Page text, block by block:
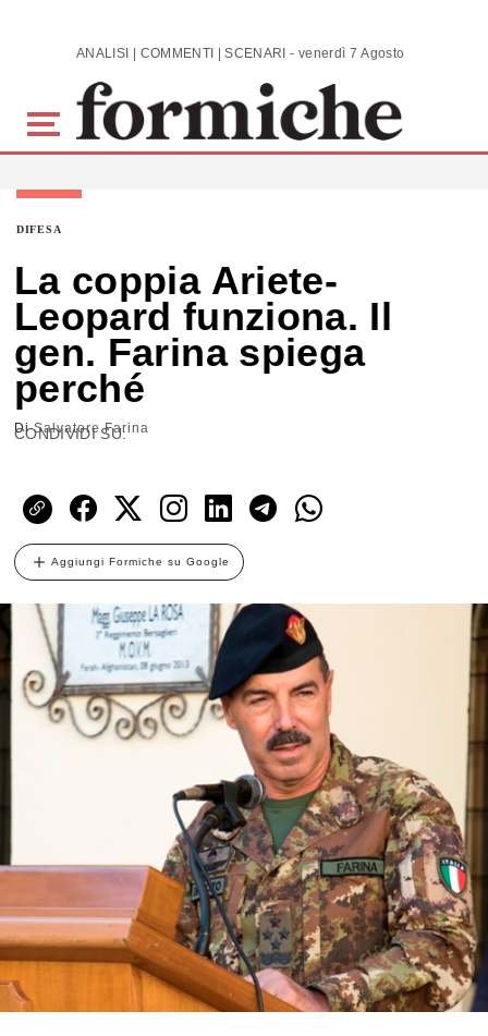
Skip to main content ANALISI | COMMENTI | SCENARI - venerdì 7 Agosto 2026
DIFESA
La coppia Ariete-
Leopard funziona. Il
gen. Farina spiega
perché
DiSalvatore Farina
CONDIVIDI SU:
Aggiungi Formiche su Google